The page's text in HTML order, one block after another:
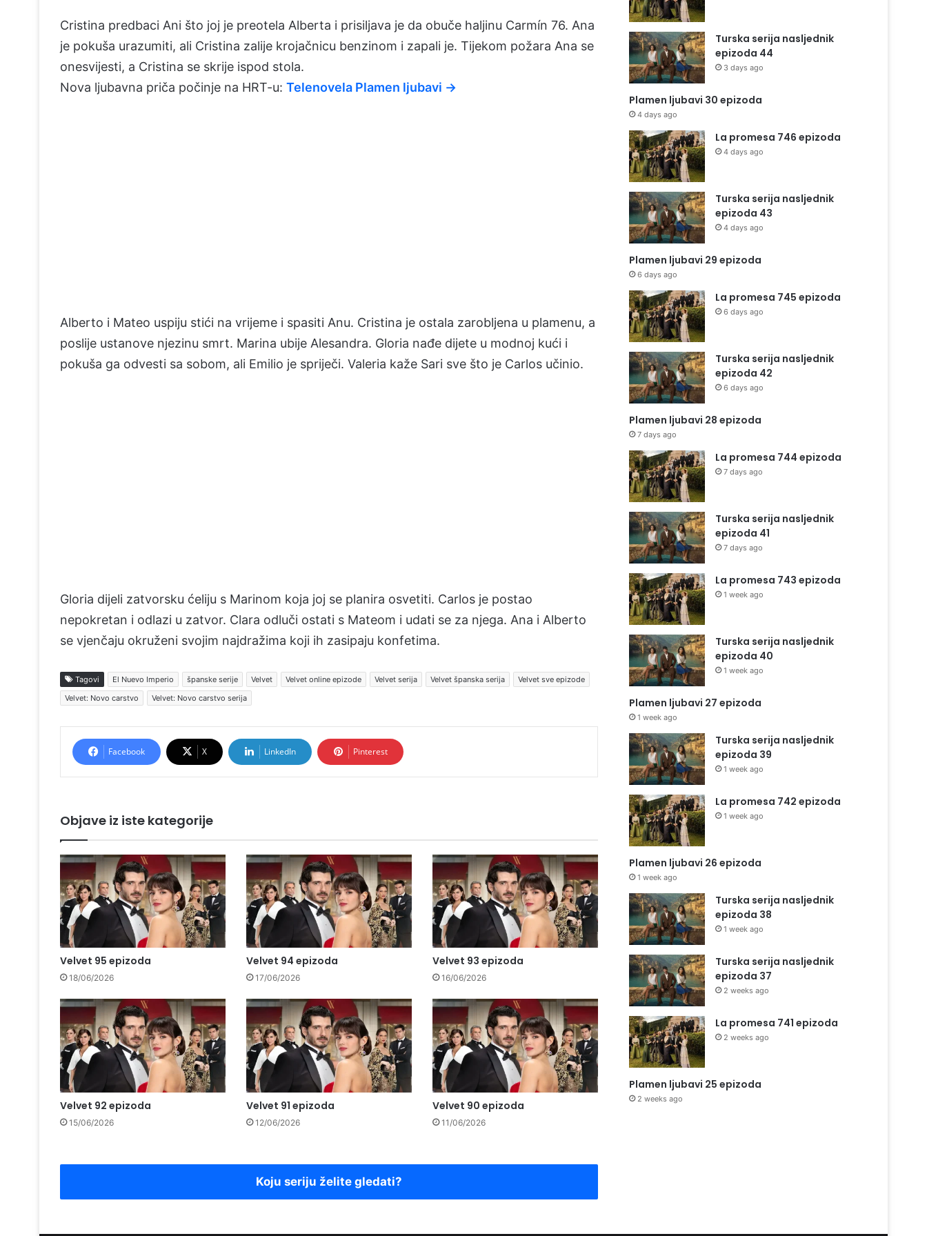
Cristina predbaci Ani što joj je preotela Alberta i prisiljava je da obuče haljinu Carmín 76. Ana
je pokuša urazumiti, ali Cristina zalije krojačnicu benzinom i zapali je. Tijekom požara Ana se
onesvijesti, a Cristina se skrije ispod stola.
Nova ljubavna priča počinje na HRT-u: Telenovela Plamen ljubavi →
Alberto i Mateo uspiju stići na vrijeme i spasiti Anu. Cristina je ostala zarobljena u plamenu, a
poslije ustanove njezinu smrt. Marina ubije Alesandra. Gloria nađe dijete u modnoj kući i
pokuša ga odvesti sa sobom, ali Emilio je spriječi. Valeria kaže Sari sve što je Carlos učinio.
Gloria dijeli zatvorsku ćeliju s Marinom koja joj se planira osvetiti. Carlos je postao
nepokretan i odlazi u zatvor. Clara odluči ostati s Mateom i udati se za njega. Ana i Alberto
se vjenčaju okruženi svojim najdražima koji ih zasipaju konfetima.
Tagovi El Nuevo Imperio španske serije Velvet Velvet online epizode Velvet serija Velvet španska serija
Velvet sve epizode
Velvet: Novo carstvo
Velvet: Novo carstvo serija
Facebook X LinkedIn Pinterest
Objave iz iste kategorije
Velvet 95 epizoda
18/06/2026
Velvet 94 epizoda
17/06/2026
Velvet 93 epizoda
16/06/2026
Velvet 92 epizoda
15/06/2026
Velvet 91 epizoda
12/06/2026
Velvet 90 epizoda
11/06/2026
Koju seriju želite gledati?
Turska serija nasljednik
epizoda 44
3 days ago
Plamen ljubavi 30 epizoda
4 days ago
La promesa 746 epizoda
4 days ago
Turska serija nasljednik
epizoda 43
4 days ago
Plamen ljubavi 29 epizoda
6 days ago
La promesa 745 epizoda
6 days ago
Turska serija nasljednik
epizoda 42
6 days ago
Plamen ljubavi 28 epizoda
7 days ago
La promesa 744 epizoda
7 days ago
Turska serija nasljednik
epizoda 41
7 days ago
La promesa 743 epizoda
1 week ago
Turska serija nasljednik
epizoda 40
1 week ago
Plamen ljubavi 27 epizoda
1 week ago
Turska serija nasljednik
epizoda 39
1 week ago
La promesa 742 epizoda
1 week ago
Plamen ljubavi 26 epizoda
1 week ago
Turska serija nasljednik
epizoda 38
1 week ago
Turska serija nasljednik
epizoda 37
2 weeks ago
La promesa 741 epizoda
2 weeks ago
Plamen ljubavi 25 epizoda
2 weeks ago